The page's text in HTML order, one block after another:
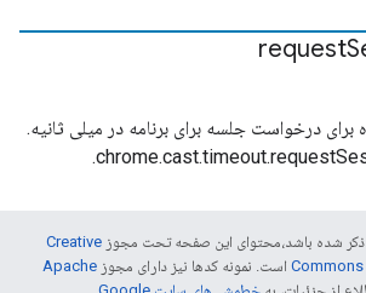
request
برای درخواست جلسه برای برنامه در میلی ثانیه.
ذکر شده باشد،‌محتوای این صفحه تحت مجوز Creative
است. نمونه کدها نیز دارای مجوز Apache